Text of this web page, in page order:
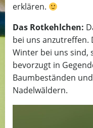
erklären.
Das Rotkehlchen:
bei uns anzutreffen.
Winter bei uns sind,
bevorzugt in
Baumbeständen
Nadelwäldern.